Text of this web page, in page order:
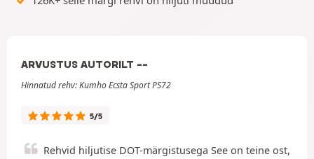
ARVUSTUS AUTORILT --
Hinnatud rehv: Kumho Ecsta Sport PS72
5/5
Rehvid hiljutise DOT-märgistusega See on teine ost,